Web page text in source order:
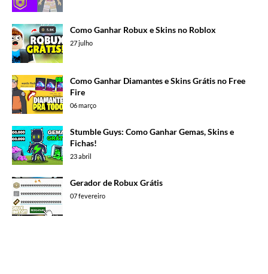
Como Ganhar Robux e Skins no Roblox
27 julho
Como Ganhar Diamantes e Skins Grátis no Free
Fire
06 março
Stumble Guys: Como Ganhar Gemas, Skins e
Fichas!
23 abril
Gerador de Robux Grátis
07 fevereiro